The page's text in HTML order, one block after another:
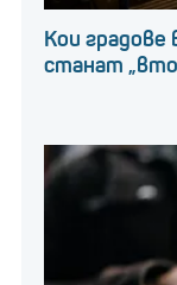
Кои градове
станат